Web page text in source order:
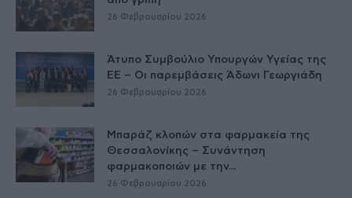
26 Φεβρουαρίου 2026
Άτυπο Συμβούλιο Υπουργών Υγείας της
ΕE – Οι παρεμβάσεις Άδωνι Γεωργιάδη
26 Φεβρουαρίου 2026
Μπαράζ κλοπών στα φαρμακεία της
Θεσσαλονίκης – Συνάντηση
φαρμακοποιών με την...
26 Φεβρουαρίου 2026